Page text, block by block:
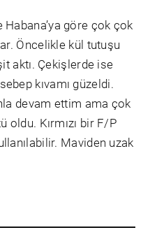
Habana’ya göre çok çok
Öncelikle kül tutuşu
aktı. Çekişlerde ise
kıvamı güzeldi.
devam ettim ama çok
oldu. Kırmızı bir F/P
Maviden uzak